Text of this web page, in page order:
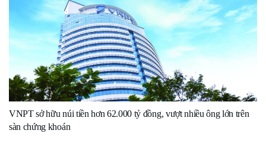
VNPT sở hữu núi tiền hơn 62.000 tỷ đồng, vượt nhiều ông lớn trên
sàn chứng khoán